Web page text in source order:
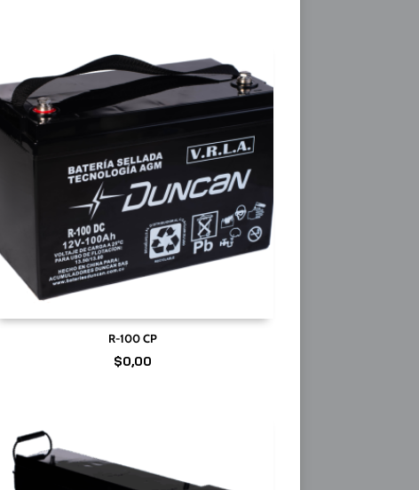
R-100 CP
$0,00